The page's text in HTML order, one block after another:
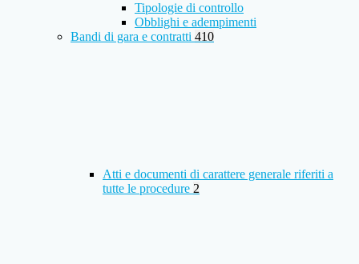
Tipologie di controllo
Obblighi e adempimenti
Bandi di gara e contratti 410
Atti e documenti di carattere generale riferiti a
tutte le procedure 2